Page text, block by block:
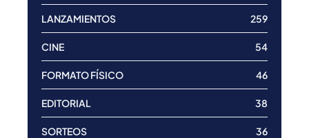
LANZAMIENTOS 259
CINE 54
FORMATO FÍSICO 46
EDITORIAL 38
SORTEOS 36